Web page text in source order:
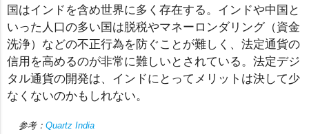
国はインドを含め世界に多く存在する。インドや中国と
いった人口の多い国は脱税やマネーロンダリング（資金
洗浄）などの不正行為を防ぐことが難しく、法定通貨の
信用を高めるのが非常に難しいとされている。法定デジ
タル通貨の開発は、インドにとってメリットは決して少
なくないのかもしれない。
参考： Quartz India